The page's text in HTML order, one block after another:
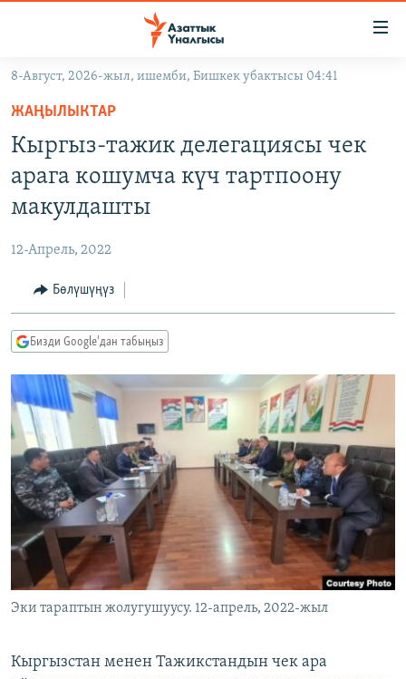
Навигацияга
өтүңүз
Издөөгө
салыңызКЫРГЫЗСТАН
МАДАНИЯТ
ДҮЙНӨ
УКРАИНА
ТВ ПРОГРАММАЛАР
БҮГҮН АЗАТТЫКТА
ДАНИСТЕ
ЭЖЕ-СИҢДИЛЕР
АЗАТТЫК+
ЫҢГАЙСЫЗ СУРООЛОР
ПОДКАСТ
Русский
ОНЛАЙН ШЕРИНЕ
ЭЕ/АРнун бардык сайттары
8-Август, 2026-жыл, ишемби, Бишкек убактысы 04:41
ЖАҢЫЛЫКТАР
Кыргыз-тажик делегациясы чек
арага кошумча күч тартпоону
макулдашты
12-Апрель, 2022
Бөлүшүңүз
Бизди Google'дан табыңыз
Эки тараптын жолугушуусу. 12-апрель, 2022-жыл
Кыргызстан менен Тажикстандын чек ара